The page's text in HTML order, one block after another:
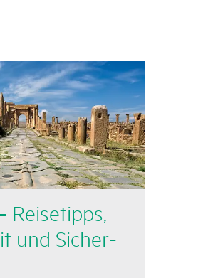
Reise­tipps,
und Sicher­